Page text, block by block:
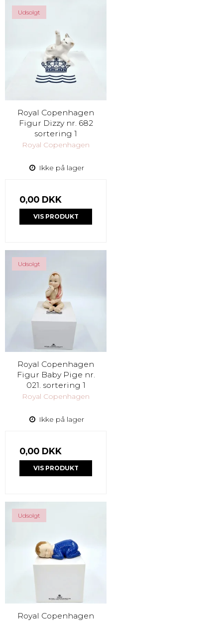
Udsolgt
Royal Copenhagen
Figur Dizzy nr. 682
sortering 1
Royal Copenhagen
Ikke på lager
0,00 DKK
VIS PRODUKT
Udsolgt
Royal Copenhagen
Figur Baby Pige nr.
021. sortering 1
Royal Copenhagen
Ikke på lager
0,00 DKK
VIS PRODUKT
Udsolgt
Royal Copenhagen